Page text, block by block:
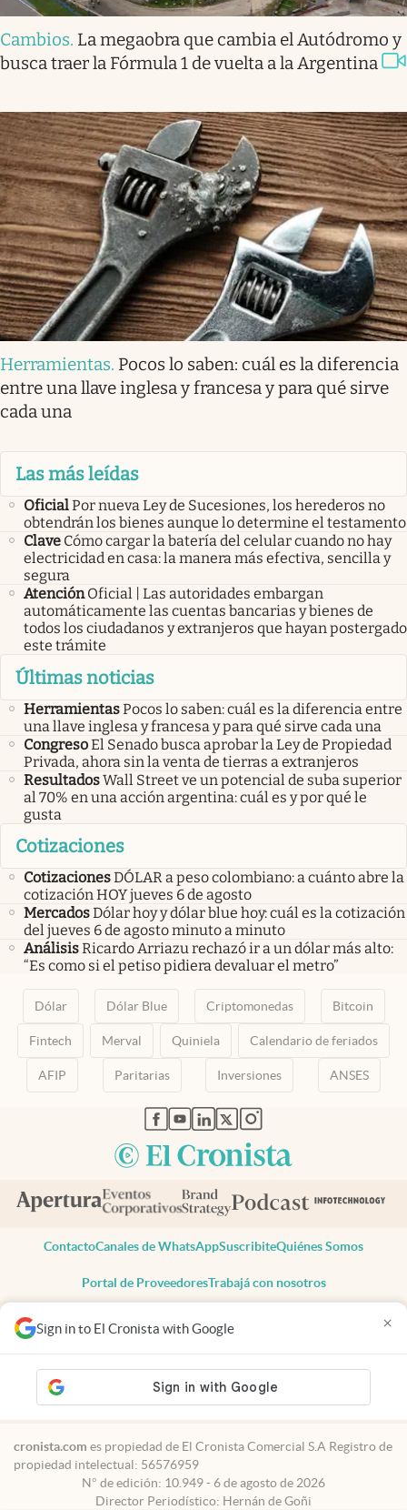
Sign in to El Cronista with Google ×
Cambios. La megaobra que cambia el Autódromo y
busca traer la Fórmula 1 de vuelta a la Argentina
Herramientas. Pocos lo saben: cuál es la diferencia
entre una llave inglesa y francesa y para qué sirve
cada una
Las más leídas
OficialPor nueva Ley de Sucesiones, los herederos no
obtendrán los bienes aunque lo determine el testamento
Clave Cómo cargar la batería del celular cuando no hay
electricidad en casa: la manera más efectiva, sencilla y
segura
Atención Oficial | Las autoridades embargan
automáticamente las cuentas bancarias y bienes de
todos los ciudadanos y extranjeros que hayan postergado
este trámite
Últimas noticias
HerramientasPocos lo saben: cuál es la diferencia entre
una llave inglesa y francesa y para qué sirve cada una
CongresoEl Senado busca aprobar la Ley de Propiedad
Privada, ahora sin la venta de tierras a extranjeros
ResultadosWall Street ve un potencial de suba superior
al 70% en una acción argentina: cuál es y por qué le
gusta
Cotizaciones
CotizacionesDÓLAR a peso colombiano: a cuánto abre la
cotización HOY jueves 6 de agosto
MercadosDólar hoy y dólar blue hoy: cuál es la cotización
del jueves 6 de agosto minuto a minuto
AnálisisRicardo Arriazu rechazó ir a un dólar más alto:
“Es como si el petiso pidiera devaluar el metro”
Dólar Dólar Blue Criptomonedas Bitcoin
Fintech Merval Quiniela Calendario de feriados
AFIP Paritarias Inversiones ANSES
abre en nueva pestaña
abre en nueva pestaña
abre en nueva pestaña
abre en nueva pestaña
abre en nueva pestaña
ContactoCanales de WhatsAppSuscribiteQuiénes Somos
Portal de ProveedoresTrabajá con nosotros
Todos los derechos reservados
Privacidad
Consentimiento
Tel:+54 11 7078-3270
cronista.com es propiedad de El Cronista Comercial S.A Registro de
propiedad intelectual: 56576959
N° de edición: 10.949 - 6 de agosto de 2026
Director Periodístico: Hernán de Goñi